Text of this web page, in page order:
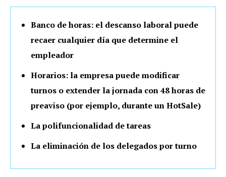
Banco de horas: el descanso laboral puede
recaer cualquier día que determine el
empleador
Horarios: la empresa puede modificar
turnos o extender la jornada con 48 horas de
preaviso (por ejemplo, durante un HotSale)
La polifuncionalidad de tareas
La eliminación de los delegados por turno